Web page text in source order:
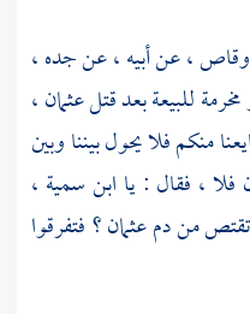
وقاص، عن أبيه ، عن جده ،
للبيعة بعد قتلعثمان،
منكم فلا يحول بيننا وبين
فلا ، فقال : يا ابن سمية ،
من دمعثمان؟ فتفرقوا